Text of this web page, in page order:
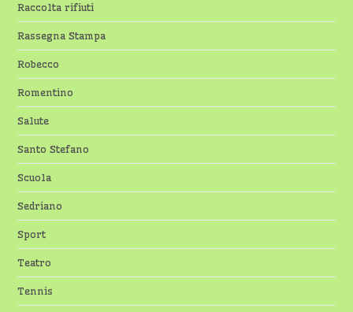
Raccolta rifiuti
Rassegna Stampa
Robecco
Romentino
Salute
Santo Stefano
Scuola
Sedriano
Sport
Teatro
Tennis